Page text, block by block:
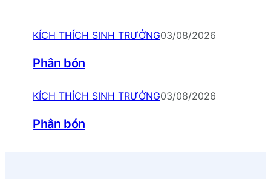
KÍCH THÍCH SINH TRƯỞNG03/08/2026
Phân bón
KÍCH THÍCH SINH TRƯỞNG03/08/2026
Phân bón